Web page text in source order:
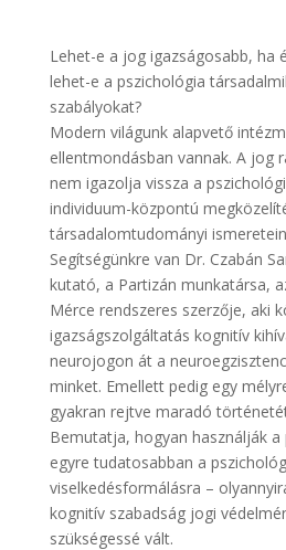
Lehet-e a jog igazságosabb, ha
lehet-e a pszichológia
szabályokat?
Modern világunk alapvető
ellentmondásban vannak. A jog
nem igazolja vissza a
individuum-központú
társadalomtudományi
Segítségünkre van Dr. Czabán
kutató, a Partizán munkatársa,
Mérce rendszeres szerzője, aki
igazságszolgáltatás kognitív
neurojogon át a
minket. Emellett pedig egy
gyakran rejtve maradó
Bemutatja, hogyan használják
egyre tudatosabban a
viselkedésformálásra –
kognitív szabadság jogi
szükségessé vált.